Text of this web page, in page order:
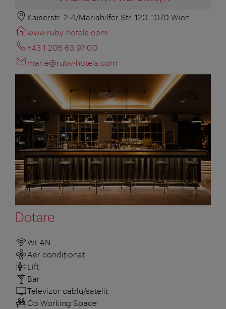
Kaiserstr. 2-4/Mariahilfer Str. 120, 1070 Wien
www.ruby-hotels.com
+43 1 205 63 97 00
marie@ruby-hotels.com
Dotare
WLAN
Aer condiționat
Lift
Bar
Televizor cablu/satelit
Co Working Space